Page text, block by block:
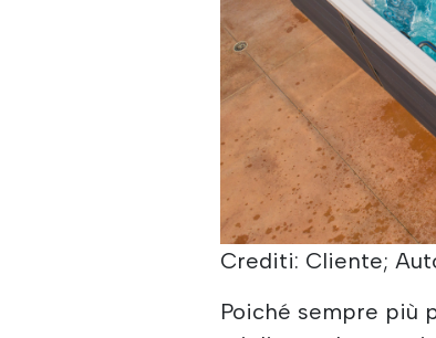
Crediti: Cliente;
Poiché sempre più